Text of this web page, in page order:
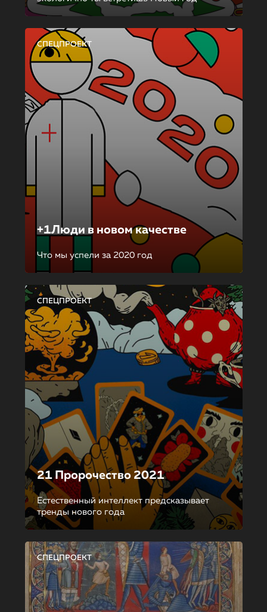
СПЕЦПРОЕКТ
+1Люди в новом качестве
Что мы успели за 2020 год
СПЕЦПРОЕКТ
21 Пророчество 2021
Естественный интеллект предсказывает
тренды нового года
СПЕЦПРОЕКТ